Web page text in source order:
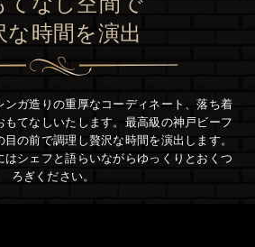
な時間を演出
ンガ造りの重厚なコーディネート、落ち着
てなしいたします。 最高級の神戸ビーフ
の前で調理し贅沢な時間を演出します。
シェフと語らいながらゆっくりとおくつ
ろぎください。